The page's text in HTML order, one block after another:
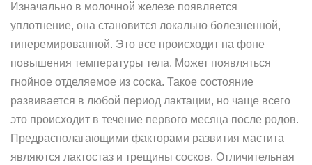
Изначально в молочной железе появляется
уплотнение, она становится локально болезненной,
гиперемированной. Это все происходит на фоне
повышения температуры тела. Может появляться
гнойное отделяемое из соска. Такое состояние
развивается в любой период лактации, но чаще всего
это происходит в течение первого месяца после родов.
Предрасполагающими факторами развития мастита
являются лактостаз и трещины сосков. Отличительная